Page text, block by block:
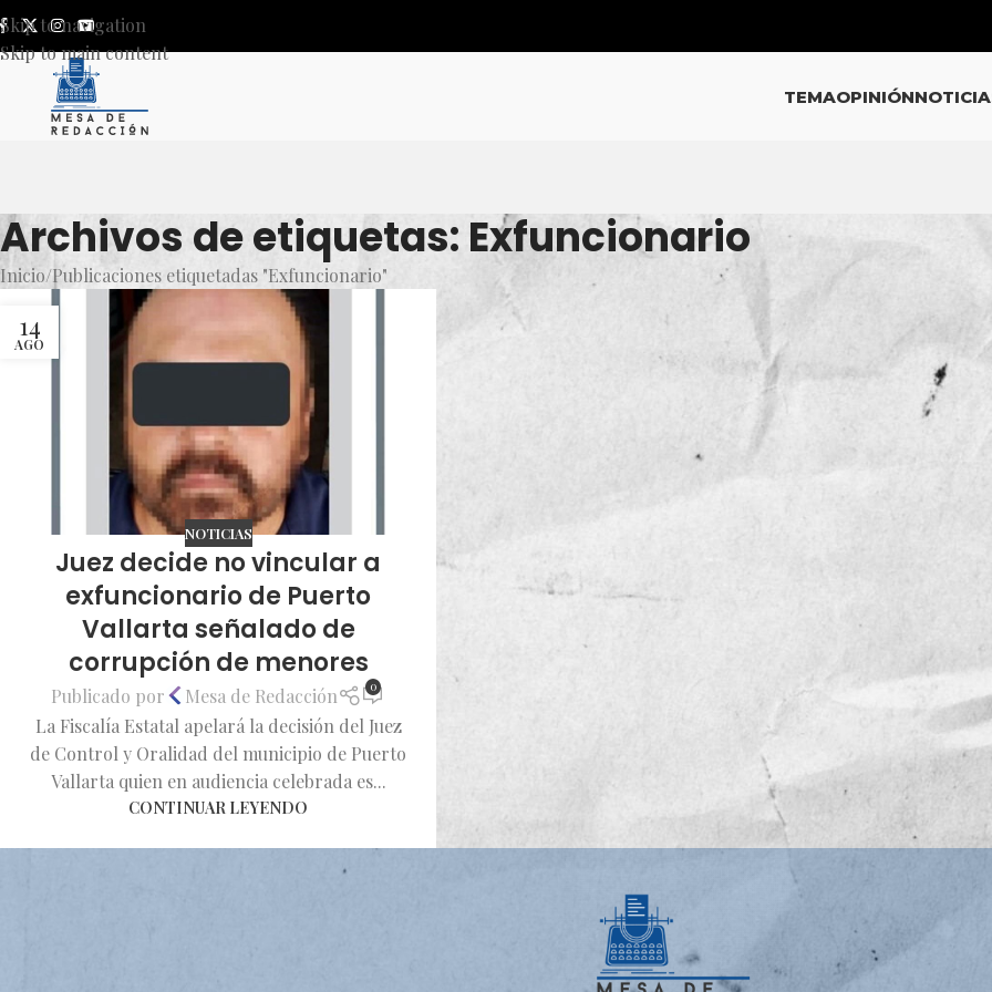
Skip to navigation
Skip to main content
TEMAOPINIÓN
Archivos de etiquetas: Exfuncionario
Inicio Publicaciones etiquetadas "Exfuncionario"
14
AGO
NOTICIAS
Juez decide no vincular a
exfuncionario de Puerto
Vallarta señalado de
corrupción de menores
Publicado por Mesa de Redacción 0
La Fiscalía Estatal apelará la decisión del Juez
de Control y Oralidad del municipio de Puerto
Vallarta quien en audiencia celebrada es...
CONTINUAR LEYENDO